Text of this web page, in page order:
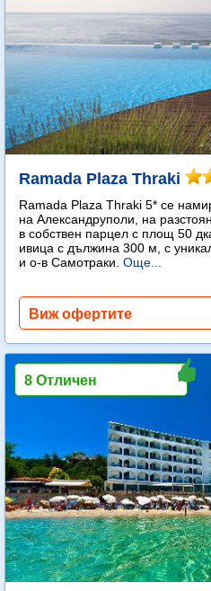
Ramada Plaza Thraki
Ramada Plaza Thraki 5* се
на Александруполи, на
в собствен парцел с площ 50
ивица с дължина 300 м, с
и о-в Самотраки. Още...
Виж офертите
8 Отличен